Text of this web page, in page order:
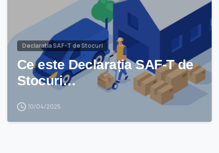
Declaratia SAF-T de Stocuri
Ce este Declarația SAF-T de
Stocuri…
10/04/2025